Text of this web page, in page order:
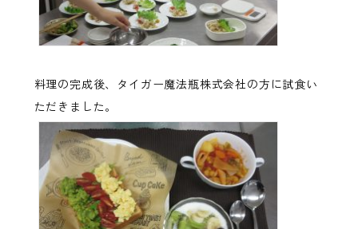
料理の完成後、タイガー魔法瓶株式会社の方に試食い
ただきました。